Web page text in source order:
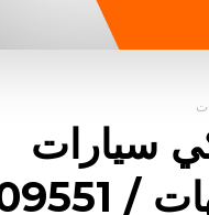
سيارات